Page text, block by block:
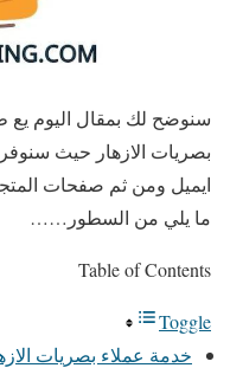
سنوضح لك بمقال اليوم
بصريات الازهار حيث
ايميل ومن ثم صفحات
ما يلي من السطور……
Table of Contents
Toggle
خدمة عملاء بصريات